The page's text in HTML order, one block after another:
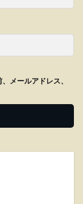
メールアドレス、